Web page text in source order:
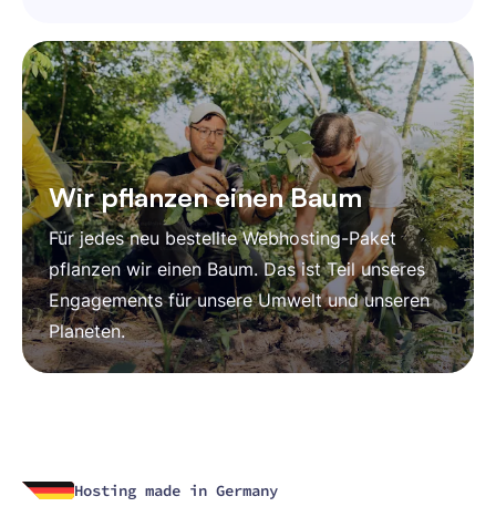
Wir pflanzen einen Baum
Für jedes neu bestellte Webhosting-Paket
pflanzen wir einen Baum. Das ist Teil unseres
Engagements für unsere Umwelt und unseren
Planeten.
Hosting made in Germany